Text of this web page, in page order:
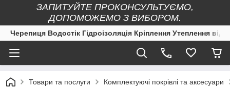
ЗАПИТУЙТЕ ПРОКОНСУЛЬТУЄМО,
ДОПОМОЖЕМО З ВИБОРОМ.
Черепиця Водостік Гідроізоляція Кріплення Утеплення
Товари та послуги Комплектуючі покрівлі та аксесуари